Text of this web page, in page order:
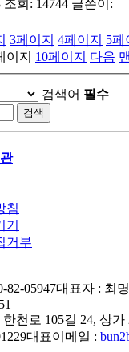
조회: 14744 글쓴이:
3페이지 4페이지 5페
이지 10페이지 다음
검색어 필수
침
거부
82-05947대표자 : 최명
천로 105길 24, 상가
대표이메일 :